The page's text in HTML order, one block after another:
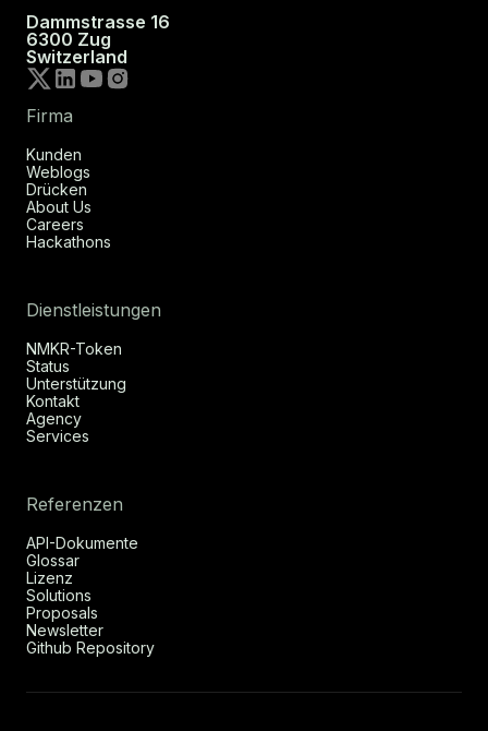
Dammstrasse 16
6300 Zug
Switzerland
Firma
Kunden
Weblogs
Drücken
About Us
Careers
Hackathons
Dienstleistungen
NMKR-Token
Status
Unterstützung
Kontakt
Agency
Services
Referenzen
API-Dokumente
Glossar
Lizenz
Solutions
Proposals
Newsletter
Github Repository